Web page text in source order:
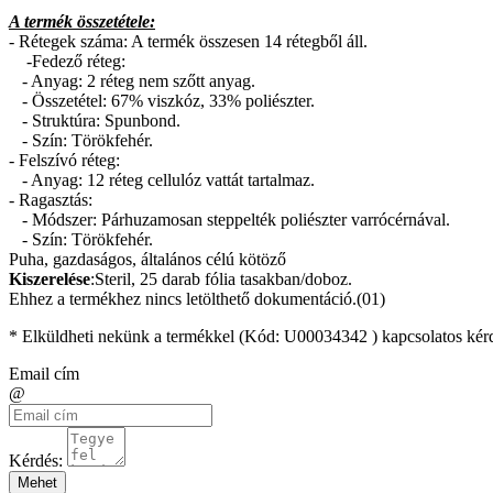
A termék összetétele:
- Rétegek száma: A termék összesen 14 rétegből áll.
-Fedező réteg:
- Anyag: 2 réteg nem szőtt anyag.
- Összetétel: 67% viszkóz, 33% poliészter.
- Struktúra: Spunbond.
- Szín: Törökfehér.
- Felszívó réteg:
- Anyag: 12 réteg cellulóz vattát tartalmaz.
- Ragasztás:
- Módszer: Párhuzamosan steppelték poliészter varrócérnával.
- Szín: Törökfehér.
Puha, gazdaságos, általános célú kötöző
Kiszerelése:Steril, 25 darab fólia tasakban/doboz.
Ehhez a termékhez nincs letölthető dokumentáció.(01)
* Elküldheti nekünk a termékkel (Kód: U00034342 ) kapcsolatos
Email cím
@
Kérdés:
Mehet